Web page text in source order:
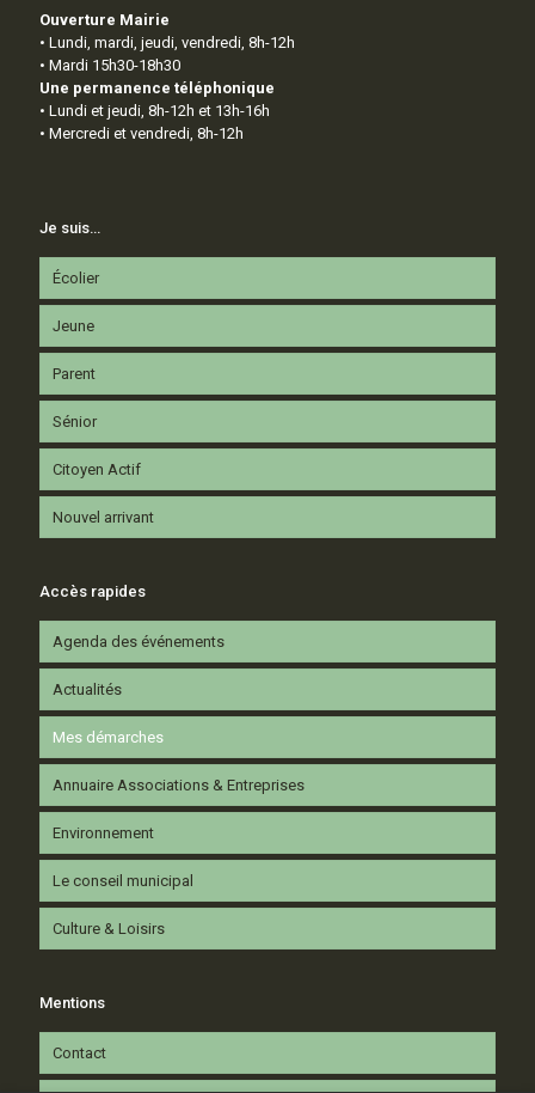
Ouverture Mairie
• Lundi, mardi, jeudi, vendredi, 8h-12h
• Mardi 15h30-18h30
Une permanence téléphonique
• Lundi et jeudi, 8h-12h et 13h-16h
• Mercredi et vendredi, 8h-12h
Je suis…
Écolier
Jeune
Parent
Sénior
Citoyen Actif
Nouvel arrivant
Accès rapides
Agenda des événements
Actualités
Mes démarches
Annuaire Associations & Entreprises
Environnement
Le conseil municipal
Culture & Loisirs
Mentions
Contact